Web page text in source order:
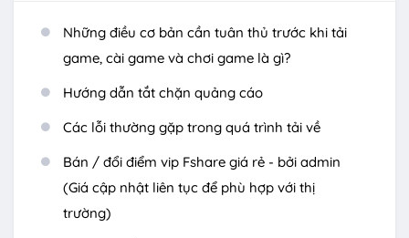
Những điều cơ bản cần tuân thủ trước khi tải
game, cài game và chơi game là gì?
Hướng dẫn tắt chặn quảng cáo
Các lỗi thường gặp trong quá trình tải về
Bán / đổi điểm vip Fshare giá rẻ - bởi admin
(Giá cập nhật liên tục để phù hợp với thị
trường)